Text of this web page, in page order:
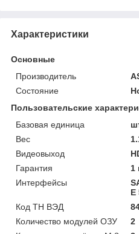
Характеристики
Основные
Производитель
Состояние
Пользовательские
Базовая единица
Вес
Видеовыход
Гарантия
1
Интерфейсы
E
Код ТН ВЭД
Количество модулей ОЗУ
2